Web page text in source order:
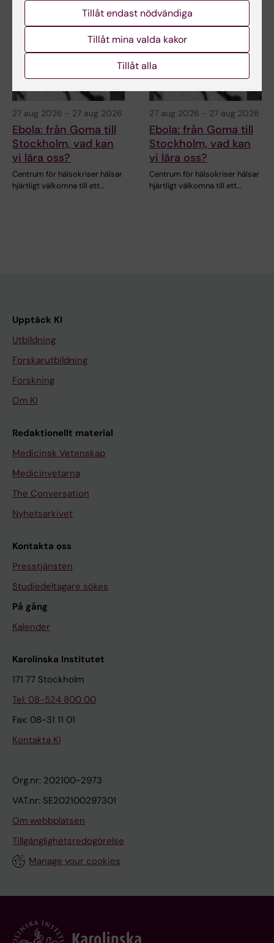
27 aug 2026 - 27 aug 2026
Ebola: från Goma till
Stockholm, vad kan
vi lära oss?
Centrum för hälsokriser hälsar
hjärtligt välkomna till ett…
27 aug 2026 - 27 aug 2026
Ebola: från Goma till
Stockholm, vad kan
vi lära oss?
Centrum för hälsokriser hälsar
hjärtligt välkomna till ett…
Upptäck KI
Utbildning
Forskarutbildning
Forskning
Om KI
Redaktionellt material
Medicinsk Vetenskap
Medicinvetarna
The Conversation
Nyhetsarkivet
Kontakta oss
Presstjänsten
Studiedeltagare sökes
På gång
Kalender
Karolinska Institutet
171 77 Stockholm
Tel: 08-524 800 00
Fax: 08-31 11 01
Kontakta KI
Org.nr: 202100-2973
VAT.nr: SE202100297301
Om webbplatsen
Tillgänglighetsredogörelse
Manage your cookies
Tillåt endast nödvändiga
Tillåt mina valda kakor
Tillåt alla